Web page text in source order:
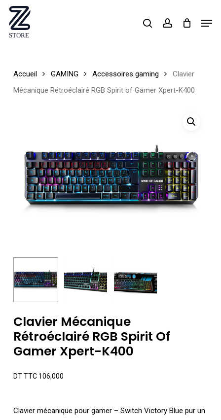
Skip
main
searchaccount
Accueil GAMING Accessoires gaming
Clavier
Mécanique Rétroéclairé RGB Spirit of Gamer Xpert-K400
Clavier Mécanique
Rétroéclairé RGB Spirit Of
Gamer Xpert-K400
DT TTC106,000
Clavier mécanique pour gamer – Switch Victory Blue pur un